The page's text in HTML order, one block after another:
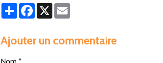
PartagerFacebook
X
Ajouter un commentaire
Nom